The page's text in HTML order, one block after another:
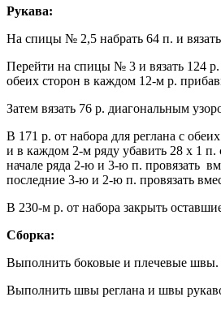
Рукава:
На спицы № 2,5 набрать 64 п. и
Перейти на спицы № 3 и вязать 124
обеих сторон в каждом 12-м р.
Затем вязать 76 р. диагональным
В 171 р. от набора для реглана с
и в каждом 2-м ряду убавить 28 х 1
начале ряда 2-ю и 3-ю п. провязать
последние 3-ю и 2-ю п. провязать
В 230-м р. от набора закрыть
Сборка:
Выполнить боковые и плечевые швы.
Выполнить швы реглана и швы